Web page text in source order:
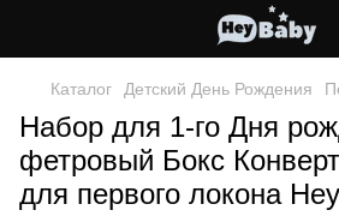
Каталог Детский День Рождения
Набор для 1-го Дня
фетровый Бокс
для первого локона